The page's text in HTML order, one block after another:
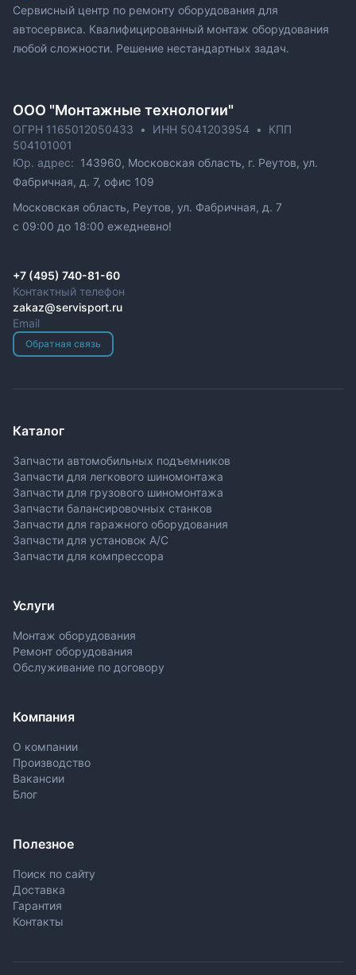
Сервисный центр по ремонту оборудования для
автосервиса. Квалифицированный монтаж оборудования
любой сложности. Решение нестандартных задач.
ОOO "Монтажные технологии"
ОГРН 1165012050433 • ИНН 5041203954 •
КПП
504101001
Юр. адрес: 143960, Московская область, г. Реутов, ул.
Фабричная, д. 7, офис 109
Московская область, Реутов, ул. Фабричная, д. 7
c 09:00 до 18:00 ежедневно!
+7 (495) 740-81-60
Контактный телефон
zakaz@servisport.ru
Email
Обратная связь
Каталог
Запчасти автомобильных подъемников
Запчасти для легкового шиномонтажа
Запчасти для грузового шиномонтажа
Запчасти балансировочных станков
Запчасти для гаражного оборудования
Запчасти для установок A/C
Запчасти для компрессора
Услуги
Монтаж оборудования
Ремонт оборудования
Обслуживание по договору
Компания
О компании
Производство
Вакансии
Блог
Полезное
Поиск по сайту
Доставка
Гарантия
Контакты